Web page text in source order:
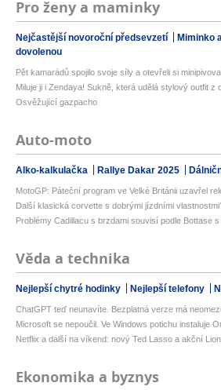
Pro ženy a maminky
Nejčastější novoroční předsevzetí Miminko
dovolenou
Pět kamarádů spojilo svoje síly a otevřeli si
Miluje ji i Zendaya! Sukně, která udělá stylový outfit z
Osvěžující gazpacho
Auto-moto
Alko-kalkulačka Rallye Dakar 2025
MotoGP: Páteční program ve Velké Británii uzavřel
Další klasická corvette s dobrými jízdními
Problémy Cadillacu s brzdami souvisí podle Bottase
Věda a technika
Nejlepší chytré hodinky Nejlepší telefony
ChatGPT teď neunavíte. Bezplatná verze má
Microsoft se nepoučil. Ve Windows potichu instaluje
Netflix a další na víkend: nový Ted Lasso a akční
Ekonomika a byznys